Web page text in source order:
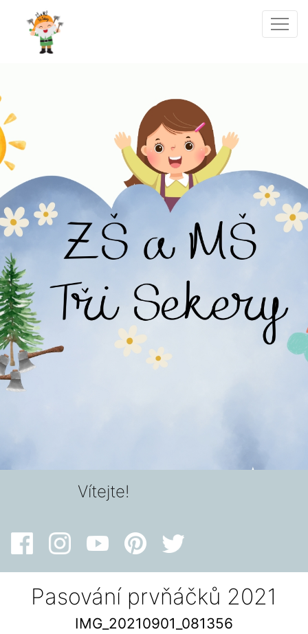
Vítejte!
Pasování prvňáčků 2021
IMG_20210901_081356